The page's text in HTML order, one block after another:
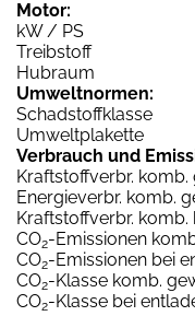
Motor:
kW / PS
Treibstoff
Hubraum
Umweltnormen:
Schadstoffklasse
Umweltplakette
Verbrauch und
Kraftstoffverbr. komb.
Energieverbr. komb.
Kraftstoffverbr.
CO2-Emissionen
CO2-Emissionen bei
CO2-Klasse komb.
CO2-Klasse bei